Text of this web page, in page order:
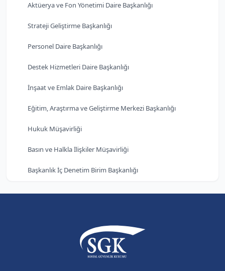
Aktüerya ve Fon Yönetimi Daire Başkanlığı
Strateji Geliştirme Başkanlığı
Personel Daire Başkanlığı
Destek Hizmetleri Daire Başkanlığı
İnşaat ve Emlak Daire Başkanlığı
Eğitim, Araştırma ve Geliştirme Merkezi Başkanlığı
Hukuk Müşavirliği
Basın ve Halkla İlişkiler Müşavirliği
Başkanlık İç Denetim Birim Başkanlığı